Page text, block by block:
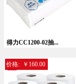
得力CC1200-02抽...
价格: ￥160.00